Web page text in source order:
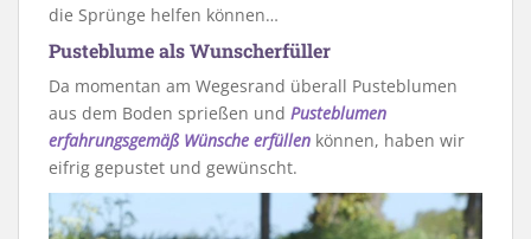
die Sprünge helfen können…
Pusteblume als Wunscherfüller
Da momentan am Wegesrand überall Pusteblumen
aus dem Boden sprießen und Pusteblumen
erfahrungsgemäß Wünsche erfüllen können, haben wir
eifrig gepustet und gewünscht.